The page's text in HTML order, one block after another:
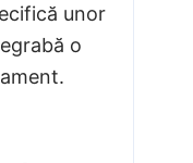
unor
o